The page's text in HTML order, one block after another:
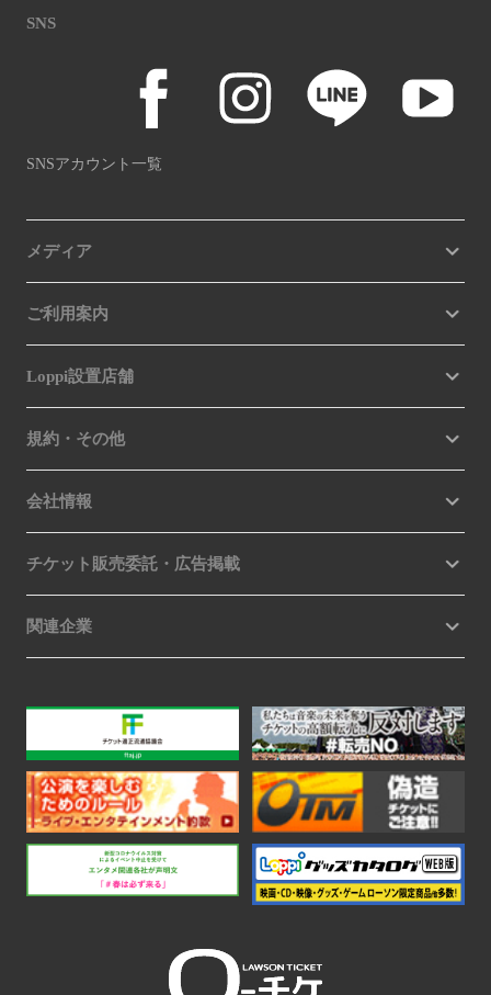
SNS
SNSアカウント一覧
メディア
ご利用案内
Loppi設置店舗
規約・その他
会社情報
チケット販売委託・広告掲載
関連企業